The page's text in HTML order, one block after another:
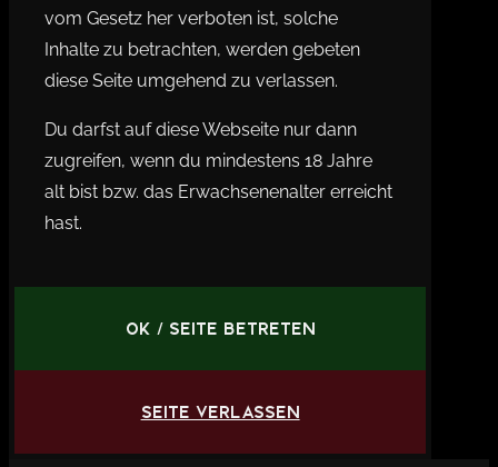
vom Gesetz her verboten ist, solche
Inhalte zu betrachten, werden gebeten
diese Seite umgehend zu verlassen.
Du darfst auf diese Webseite nur dann
zugreifen, wenn du mindestens 18 Jahre
alt bist bzw. das Erwachsenenalter erreicht
hast.
OK / Seite betreten
Seite verlassen